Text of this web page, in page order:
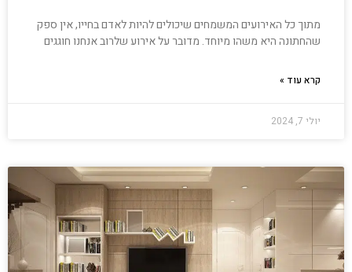
מתוך כל האירועים המשמחים שיכולים להיות לאדם בחייו, אין ספק
שהחתונה היא משהו מיוחד. מדובר על אירוע שלרוב אנחנו חוגגים
קרא עוד »
יולי 7, 2024